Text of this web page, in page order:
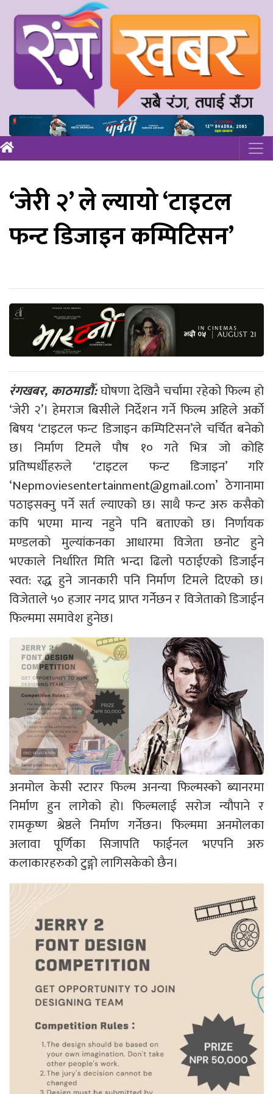
‘जेरी २’ ले ल्यायो ‘टाइटल
फन्ट डिजाइन कम्पिटिसन’
रंगखबर, काठमाडौँ:घोषणा देखिनै चर्चामा रहेको फिल्म हो
‘जेरी २’। हेमराज बिसीले निर्देशन गर्ने फिल्म अहिले अर्को
बिषय ‘टाइटल फन्ट डिजाइन कम्पिटिसन’ले चर्चित बनेको
छ। निर्माण टिमले पौष १० गते भित्र जो कोहि
प्रतिष्पर्धीहरुले ‘टाइटल फन्ट डिजाइन’ गरि
‘Nepmoviesentertainment@gmail.com’ ठेगानामा
पठाइसक्नु पर्ने सर्त ल्याएको छ। साथै फन्ट अरु कसैको
कपि भएमा मान्य नहुने पनि बताएको छ। निर्णायक
मण्डलको मुल्यांकनका आधारमा विजेता छनोट हुने
भएकाले निर्धारित मिति भन्दा ढिलो पठाईएको डिजाईन
स्वत: रद्ध हुने जानकारी पनि निर्माण टिमले दिएको छ।
विजेताले ५० हजार नगद प्राप्त गर्नेछन र विजेताको डिजाईन
फिल्ममा समावेश हुनेछ।
अनमोल केसी स्टारर फिल्म अनन्या फिल्मस्को ब्यानरमा
निर्माण हुन लागेको हो। फिल्मलाई सरोज न्यौपाने र
रामकृष्ण श्रेष्ठले निर्माण गर्नेछन। फिल्ममा अनमोलका
अलावा पूर्णिका सिजापति फाईनल भएपनि अरु
कलाकारहरुको टुङ्गो लागिसकेको छैन।